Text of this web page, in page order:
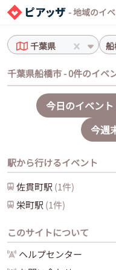
- 地域のイ
千葉県
千葉県船橋市 - 0件のイベ
今日のイベント
今週
駅から行けるイベント
佐貫町駅 (1件)
栄町駅 (1件)
このサイトについて
ヘルプセンター